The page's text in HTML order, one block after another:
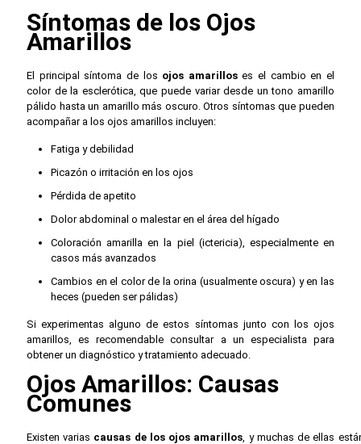
Síntomas de los Ojos
Amarillos
El principal síntoma de los ojos amarilloses el cambio en el
color de la esclerótica, que puede variar desde un tono amarillo
pálido hasta un amarillo más oscuro. Otros síntomas que pueden
acompañar a los ojos amarillos incluyen:
Fatiga y debilidad
Picazón o irritación en los ojos
Pérdida de apetito
Dolor abdominal o malestar en el área del hígado
Coloración amarilla en la piel (ictericia), especialmente en
casos más avanzados
Cambios en el color de la orina (usualmente oscura) y en las
heces (pueden ser pálidas)
Si experimentas alguno de estos síntomas junto con los ojos
amarillos, es recomendable consultar a un especialista para
obtener un diagnóstico y tratamiento adecuado.
Ojos Amarillos: Causas
Comunes
Existen varias causas de los ojos amarillos, y muchas de ellas